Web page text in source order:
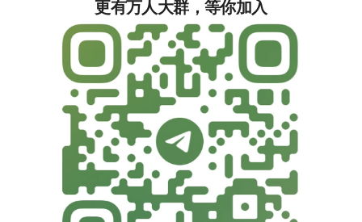
更有万人大群，等你加入‍‍‍‍‍‍‍‍‍‍‍‍‍